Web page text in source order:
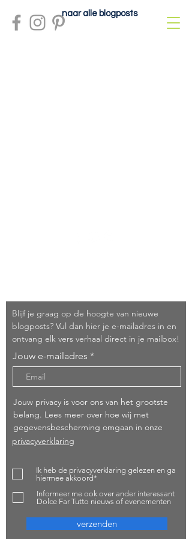
naar alle blogposts
Blijf je graag op de hoogte van nieuwe
blogposts? Vul dan hier je e-mailadres in en
ontvang elk vers verhaal direct in je mailbox!
Jouw e-mailadres
privacyverklaring
Jouw privacy is voor ons van het grootste
belang. Lees meer over hoe wij met
gegevensbescherming omgaan in onze
Ik heb de privacyverklaring gelezen en ga
hiermee akkoord*
Informeer me ook over ander interessant
Dolce Far Tutto nieuws of evenementen
verzenden